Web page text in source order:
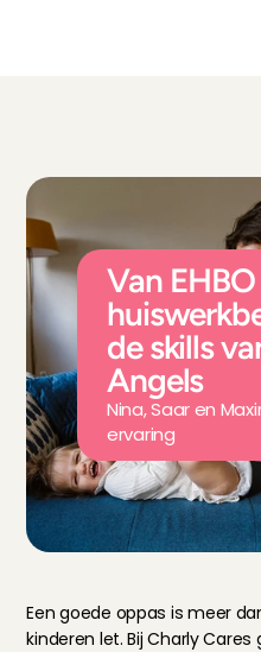
Van
de skills
Angels
Nina, Saar en
ervaring
Een goede oppas is meer
kinderen let. Bij Charly